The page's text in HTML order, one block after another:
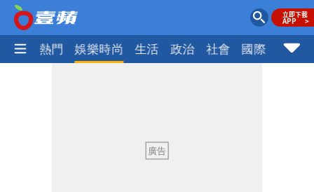
焦點 熱門 娛樂時尚 生活 政治 社會 國際 財經
吳欣岱：完美偽裝台灣企業
批綠藉慈濟遭詐「洗記憶」 張彤：疫苗